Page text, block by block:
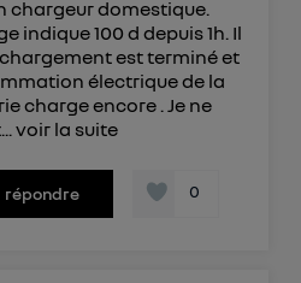
chargeur domestique.
indique 100 d depuis 1h. Il
est terminé et
électrique de la
charge encore . Je ne
voir la suite
répondre 0